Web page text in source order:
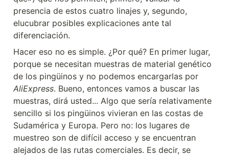
presencia de estos cuatro linajes y, segundo,
elucubrar posibles explicaciones ante tal
diferenciación.
Hacer eso no es simple. ¿Por qué? En primer lugar,
porque se necesitan muestras de material genético
AliExpress. Bueno, entonces vamos a buscar las
muestras, dirá usted... Algo que sería relativamente
sencillo si los pingüinos vivieran en las costas de
Sudamérica y Europa. Pero no: los lugares de
muestreo son de difícil acceso y se encuentran
alejados de las rutas comerciales. Es decir, se